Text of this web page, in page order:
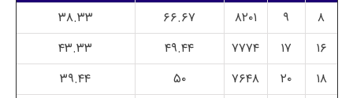
۸
۹ ۸۲۰۱ ۶۶.۶۷
۳۸.۳۳
۱۶
۱۷ ۷۷۷۴ ۴۹.۴۴
۴۳.۳۳
۱۸
۲۰ ۷۶۴۸ ۵۰
۳۹.۴۴